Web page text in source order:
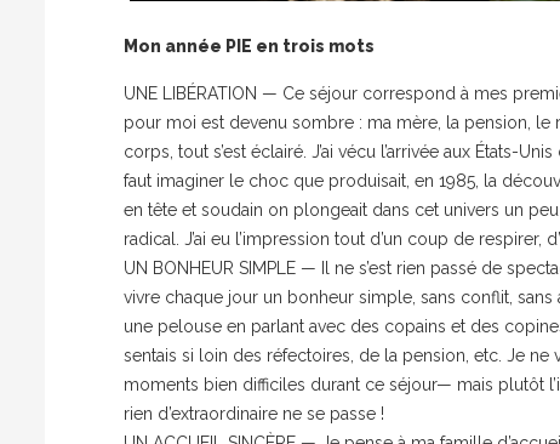
Mon année PIE en trois mots
UNE LIBÉRATION — Ce séjour correspond à mes
pour moi est devenu sombre : ma mère, la pension,
corps, tout s’est éclairé. J’ai vécu l’arrivée aux États-
faut imaginer le choc que produisait, en 1985, la
en tête et soudain on plongeait dans cet univers un peu
radical. J’ai eu l’impression tout d’un coup de respirer,
UN BONHEUR SIMPLE — Il ne s’est rien passé de
vivre chaque jour un bonheur simple, sans conflit,
une pelouse en parlant avec des copains et des
sentais si loin des réfectoires, de la pension, etc. Je
moments bien difficiles durant ce séjour— mais plutôt
rien d’extraordinaire ne se passe !